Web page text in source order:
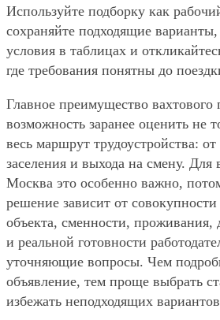
Используйте подборку как
сохраняйте подходящие варианты,
условия в таблицах и
где требования понятны до
Главное преимущество
возможность заранее оценить не
весь маршрут трудоустройства:
заселения и выхода на смену. Для
Москва это особенно важно,
решение зависит от
объекта, сменности, проживания,
и реальной готовности
уточняющие вопросы. Чем
объявление, тем проще выбрать
избежать неподходящих